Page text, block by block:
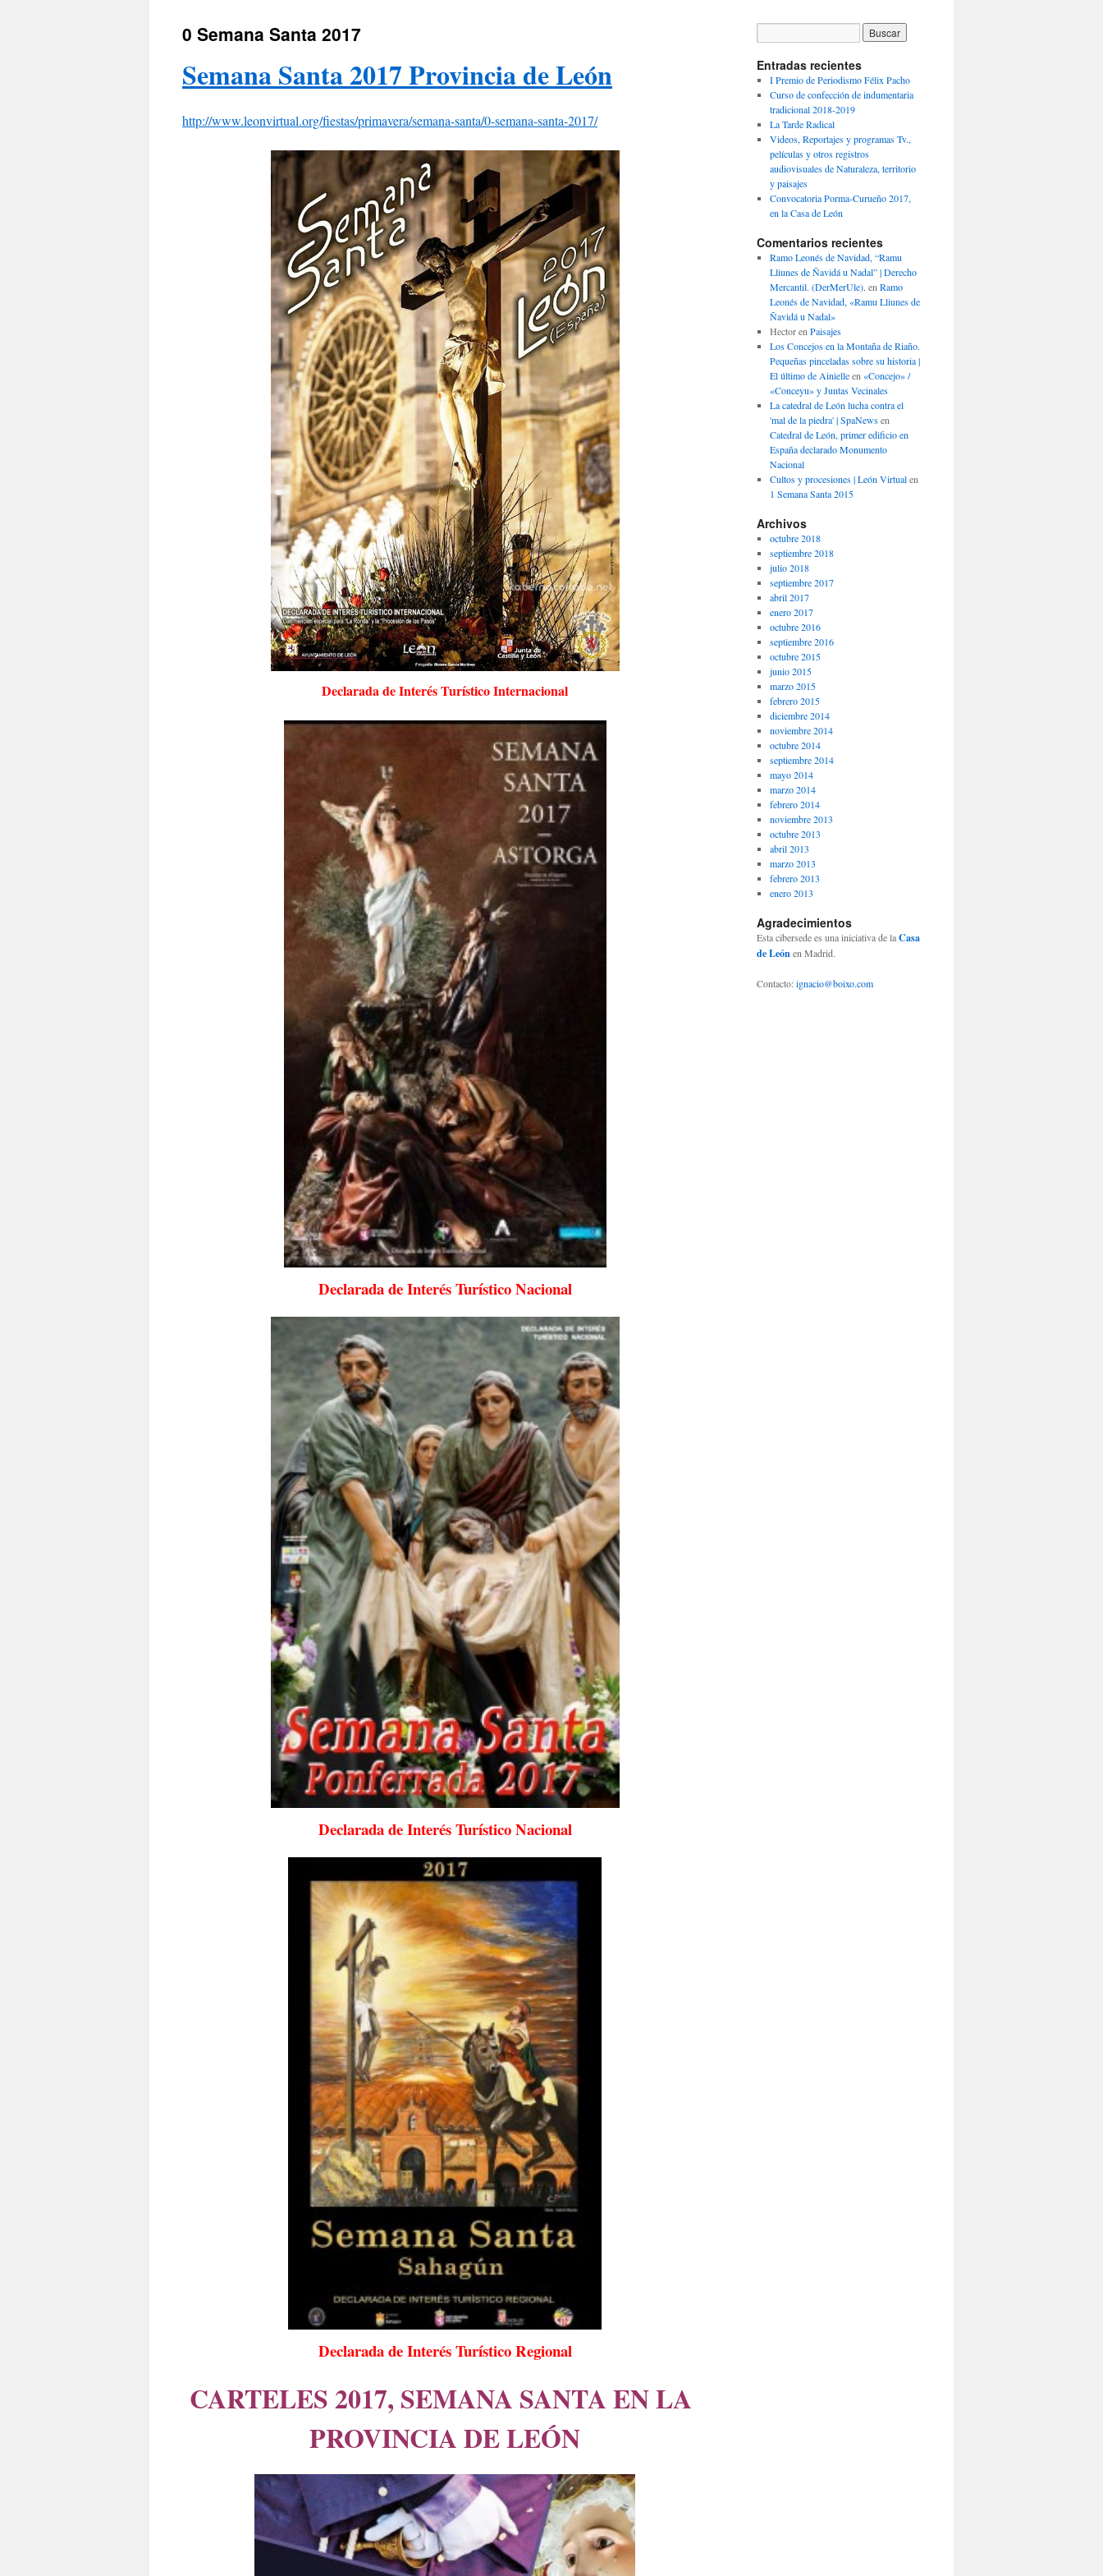
0 Semana Santa 2017
Semana Santa 2017 Provincia de León
http://www.leonvirtual.org/fiestas/primavera/semana-santa/0-semana-santa-2017/
Declarada de Interés Turístico Internacional
Declarada de Interés Turístico Nacional
Declarada de Interés Turístico Nacional
Declarada de Interés Turístico Regional
CARTELES 2017, SEMANA SANTA EN LA
PROVINCIA DE LEÓN
Entradas recientes
I Premio de Periodismo Félix Pacho
Curso de confección de indumentaria
tradicional 2018-2019
La Tarde Radical
Videos, Reportajes y programas Tv.,
películas y otros registros
audiovisuales de Naturaleza, territorio
y paisajes
Convocatoria Porma-Curueño 2017,
en la Casa de León
Comentarios recientes
Ramo Leonés de Navidad, “Ramu
Lliunes de Ñavidá u Nadal” | Derecho
Mercantil. (DerMerUle). en Ramo
Leonés de Navidad, «Ramu Lliunes de
Ñavidá u Nadal»
Hectoren Paisajes
Los Concejos en la Montaña de Riaño.
Pequeñas pinceladas sobre su historia |
El último de Ainielleen «Concejo» /
«Conceyu» y Juntas Vecinales
La catedral de León lucha contra el
'mal de la piedra' | SpaNewsen
Catedral de León, primer edificio en
España declarado Monumento
Nacional
Cultos y procesiones | León Virtualen
1 Semana Santa 2015
Archivos
octubre 2018
septiembre 2018
julio 2018
septiembre 2017
abril 2017
enero 2017
octubre 2016
septiembre 2016
octubre 2015
junio 2015
marzo 2015
febrero 2015
diciembre 2014
noviembre 2014
octubre 2014
septiembre 2014
mayo 2014
marzo 2014
febrero 2014
noviembre 2013
octubre 2013
abril 2013
marzo 2013
febrero 2013
enero 2013
Agradecimientos
Esta cibersede es una iniciativa de laCasa
de Leónen Madrid.
Contacto:ignacio@boixo.com